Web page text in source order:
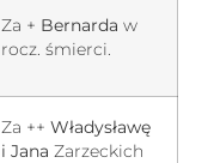
Za + Bernarda w
rocz. śmierci.
Za ++ Władysławę
i Jana Zarzeckich